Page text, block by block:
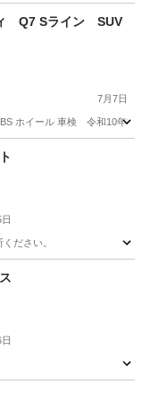
ィ Q7 Sライン SUV
7月7日
ホイール 車検 令和10年3
ださい。